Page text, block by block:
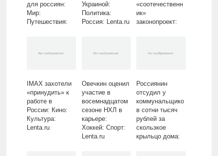
для россиян:
Мир:
Путешествия:
Украиной:
Политика:
Россия: Lenta.ru
«соотечественн
ик»
законопроект:
IMAX захотели
«принудить» к
работе в
России: Кино:
Культура:
Lenta.ru
Овечкин оценил
участие в
восемнадцатом
сезоне НХЛ в
карьере:
Хоккей: Спорт:
Lenta.ru
Россиянин
отсудил у
коммунальщико
в сотни тысяч
рублей за
скользкое
крыльцо дома: